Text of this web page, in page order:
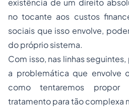
existência de um direito
no tocante aos custos
sociais que isso envolve,
do próprio sistema.
Com isso, nas linhas
a problemática que envolve
como tentaremos propor
tratamento para tão complexa